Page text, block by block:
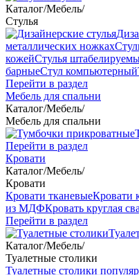
Каталог/Мебель/
Стулья
металлических ножках
кожейСтулья
барныеСтул компьютерный
Перейти в раздел
Мебель для спальни
Каталог/Мебель/
Мебель для спальни
Перейти в раздел
Кровати
Каталог/Мебель/
Кровати
Кровати тканевыеКровати
из МДФКровать круглая
Перейти в раздел
Каталог/Мебель/
Туалетные столики
Туалетные столики